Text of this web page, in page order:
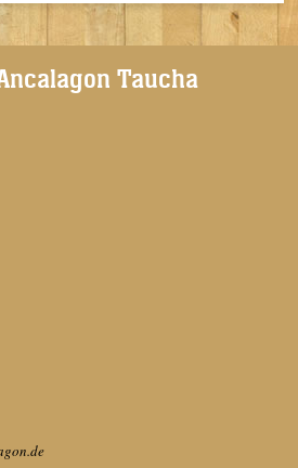
Taucha